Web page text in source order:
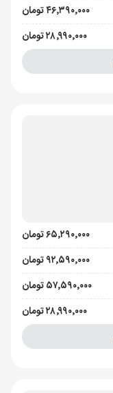
۴۶٬۳۹۰٬۰۰۰ تومان
۲۸٬۹۹۰٬۰۰۰ تومان
۶۵٬۲۹۰٬۰۰۰ تومان
۹۲٬۵۹۰٬۰۰۰ تومان
۵۷٬۵۹۰٬۰۰۰ تومان
۲۸٬۹۹۰٬۰۰۰ تومان